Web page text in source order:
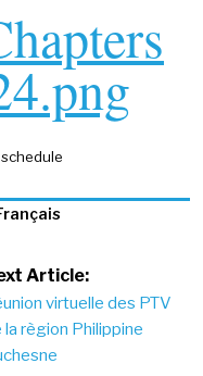
Article:
virtuelle des PTV
la règion Philippine